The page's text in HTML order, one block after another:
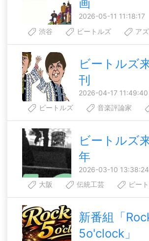
画
2026-05-11 11:18:17
渋谷
ビートルズ ア
ビートルズ
刊
2026-04-17 11:49:40
ビートルズ
音楽評論家
ビートルズ
年
2026-03-10 13:38:24
大阪
伝統工芸 ビー
新番組「
5o'clock」